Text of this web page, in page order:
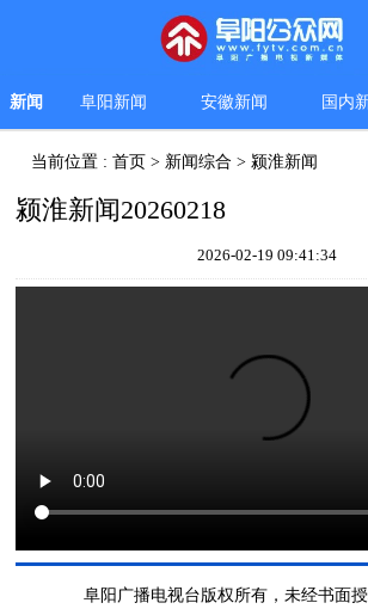
新闻 阜阳新闻 安徽新闻 国内
当前位置 :首页 > 新闻综合 >颍淮新闻
颍淮新闻20260218
2026-02-19 09:41:34
阜阳广播电视台版权所有，未经书面